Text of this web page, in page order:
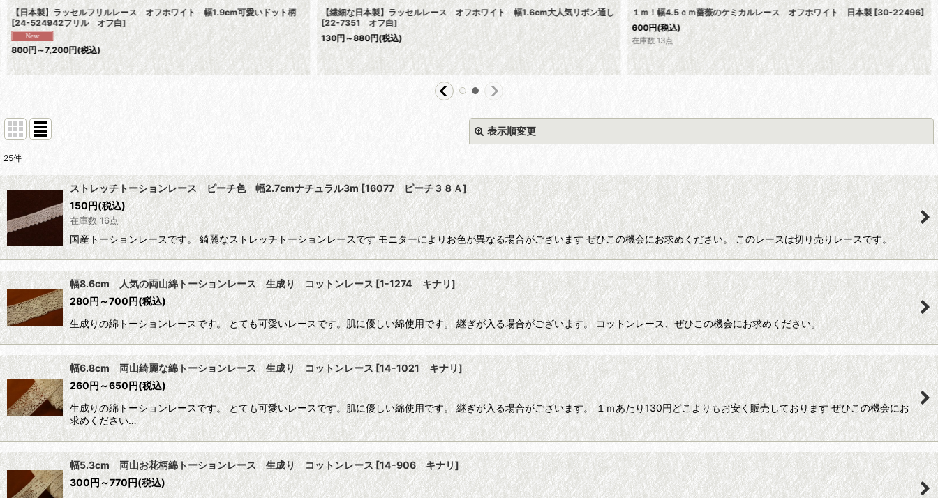
【日本製】ラッセルフリルレース オフホワイト 幅1.9cm可愛いドット柄
[24-524942フリル オフ白]
800円～7,200円(税込)
【繊細な日本製】ラッセルレース オフホワイト 幅1.6cm大人気リボン通し
[22-7351 オフ白]
130円～880円(税込)
１ｍ！幅4.5ｃｍ薔薇のケミカルレース オフホワイト 日本製 [30-22496]
600円(税込)
在庫数 13点
表示順変更
在庫あり
並び順
絞り込む
25件
ストレッチトーションレース ピーチ色 幅2.7cmナチュラル3m [16077 ピーチ３８Ａ]
150円(税込)
在庫数 16点
国産トーションレースです。 綺麗なストレッチトーションレースです モニターによりお色が異なる場合がございます ぜひこの機会にお求めください。 このレースは切り売りレースです。
幅8.6cm 人気の両山綿トーションレース 生成り コットンレース[1-1274 キナリ]
280円～700円(税込)
生成りの綿トーションレースです。 とても可愛いレースです。肌に優しい綿使用です。 継ぎが入る場合がございます。 コットンレース、ぜひこの機会にお求めください。
幅6.8cm 両山綺麗な綿トーションレース 生成り コットンレース[14-1021 キナリ]
260円～650円(税込)
生成りの綿トーションレースです。 とても可愛いレースです。肌に優しい綿使用です。 継ぎが入る場合がございます。 １ｍあたり130円どこよりもお安く販売しております ぜひこの機会にお
求めください…
幅5.3cm 両山お花柄綿トーションレース 生成り コットンレース[14-906 キナリ]
300円～770円(税込)